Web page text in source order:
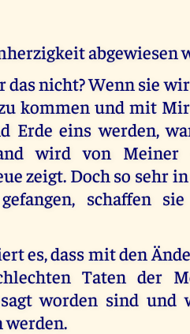
abgewiesen
das nicht? Wenn sie
kommen und mit
Erde eins werden,
wird von Meiner
zeigt. Doch so sehr
schaffen
es, dass mit den
Taten der
worden sind und
werden.